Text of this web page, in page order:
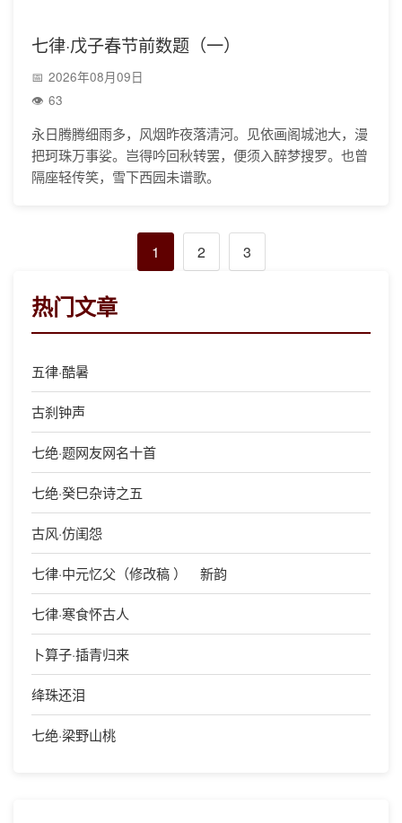
七律·戊子春节前数题（一）
2026年08月09日
63
永日腾腾细雨多，风烟昨夜落清河。见依画阁城池大，漫
把珂珠万事娑。岂得吟回秋转罢，便须入醉梦搜罗。也曾
隔座轻传笑，雪下西园未谱歌。
1 2 3
热门文章
五律·酷暑
古刹钟声
七绝·题网友网名十首
七绝·癸巳杂诗之五
古风·仿闺怨
七律·中元忆父（修改稿 ） 新韵
七律·寒食怀古人
卜算子·插青归来
绛珠还泪
七绝·梁野山桃